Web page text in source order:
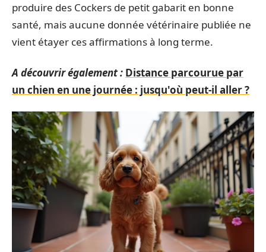
produire des Cockers de petit gabarit en bonne
santé, mais aucune donnée vétérinaire publiée ne
vient étayer ces affirmations à long terme.
A découvrir également : Distance parcourue par
un chien en une journée : jusqu'où peut-il aller ?